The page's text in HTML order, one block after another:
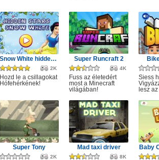
Snow White hidden stars
2K
Hozd le a csillagokat
Hófehérkének!
Super Runcraft 2
4K
Fuss az életedért
most a Minecraft
világában!
Siess
lesz
Super Tony
2K
Mad taxi driver
8K
Baby